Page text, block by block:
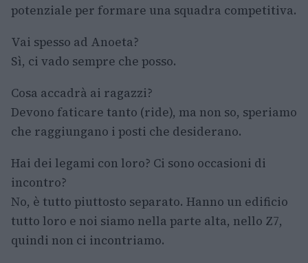
potenziale per formare una squadra competitiva.
Vai spesso ad Anoeta?
Sì, ci vado sempre che posso.
Cosa accadrà ai ragazzi?
Devono faticare tanto (ride), ma non so, speriamo
che raggiungano i posti che desiderano.
Hai dei legami con loro? Ci sono occasioni di
incontro?
No, è tutto piuttosto separato. Hanno un edificio
tutto loro e noi siamo nella parte alta, nello Z7,
quindi non ci incontriamo.